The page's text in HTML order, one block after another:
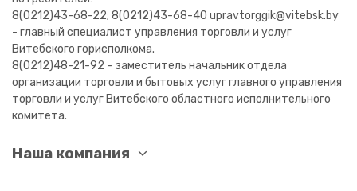
Наша компания
8(0212)43-68-22; 8(0212)43-68-40 upravtorggik@vitebsk.by
- главный специалист управления торговли и услуг
Витебского горисполкома.
8(0212)48-21-92 - заместитель начальник отдела
организации торговли и бытовых услуг главного управления
торговли и услуг Витебского областного исполнительного
комитета.